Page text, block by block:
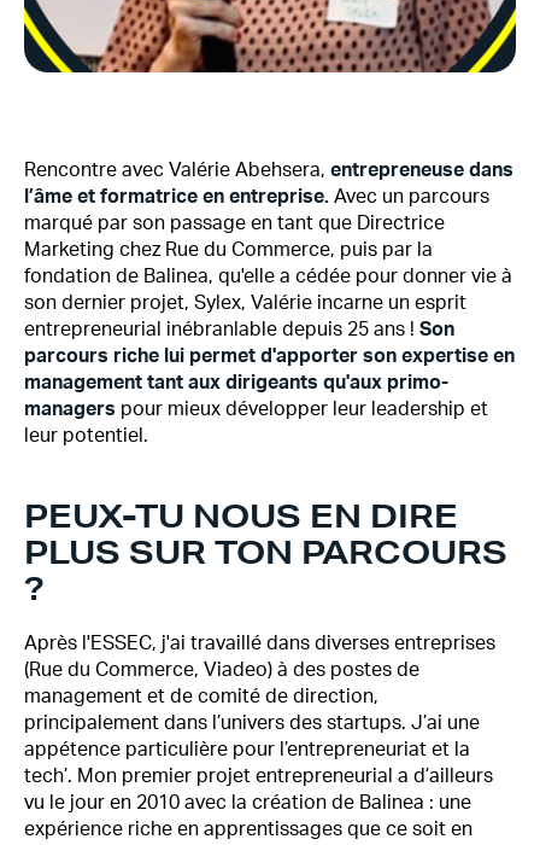
Rencontre avec Valérie Abehsera, entrepreneuse dans
l’âme et formatrice en entreprise. Avec un parcours
marqué par son passage en tant que Directrice
Marketing chez Rue du Commerce, puis par la
fondation de Balinea, qu'elle a cédée pour donner vie à
son dernier projet, Sylex, Valérie incarne un esprit
entrepreneurial inébranlable depuis 25 ans ! Son
parcours riche lui permet d'apporter son expertise en
management tant aux dirigeants qu'aux primo-
managers pour mieux développer leur leadership et
leur potentiel.
PEUX-TU NOUS EN DIRE
PLUS SUR TON PARCOURS
?
Après l'ESSEC, j'ai travaillé dans diverses entreprises
(Rue du Commerce, Viadeo) à des postes de
management et de comité de direction,
principalement dans l’univers des startups. J’ai une
appétence particulière pour l’entrepreneuriat et la
tech’. Mon premier projet entrepreneurial a d’ailleurs
vu le jour en 2010 avec la création de Balinea : une
expérience riche en apprentissages que ce soit en